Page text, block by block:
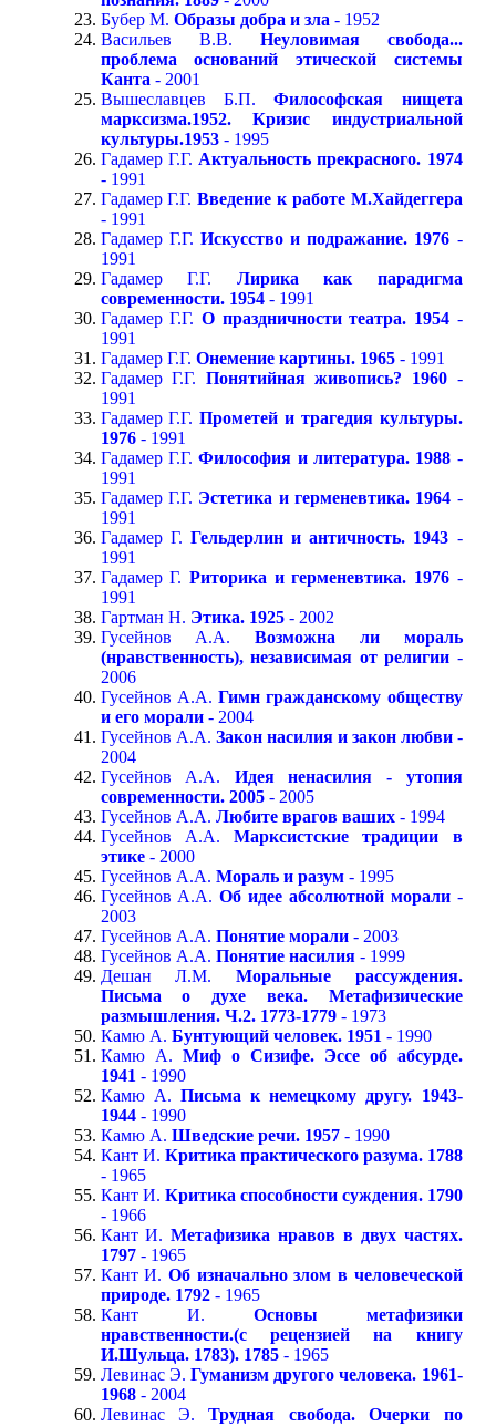
Бубер М. Образы добра и зла - 1952
Васильев В.В. Неуловимая свобода...
проблема оснований этической системы
Канта - 2001
Вышеславцев Б.П.Философская нищета
марксизма.1952. Кризис индустриальной
культуры.1953- 1995
Гадамер Г.Г. Актуальность прекрасного. 1974
- 1991
Гадамер Г.Г.Введение к работе М.Хайдеггера
- 1991
Гадамер Г.Г. Искусство и подражание. 1976 -
1991
Гадамер Г.Г. Лирика как парадигма
современности. 1954- 1991
Гадамер Г.Г. О праздничности театра. 1954-
1991
Гадамер Г.Г. Онемение картины. 1965- 1991
Гадамер Г.Г. Понятийная живопись? 1960-
1991
Гадамер Г.Г.Прометей и трагедия культуры.
1976- 1991
Гадамер Г.Г.Философия и литература. 1988 -
1991
Гадамер Г.Г. Эстетика и герменевтика. 1964 -
1991
Гадамер Г. Гельдерлин и античность. 1943 -
1991
Гадамер Г. Риторика и герменевтика. 1976-
1991
Гартман Н. Этика. 1925- 2002
Гусейнов А.А. Возможна ли мораль
(нравственность), независимая от религии -
2006
Гусейнов А.А. Гимн гражданскому обществу
и его морали - 2004
Гусейнов А.А. Закон насилия и закон любви-
2004
Гусейнов А.А. Идея ненасилия - утопия
современности. 2005- 2005
Гусейнов А.А. Любите врагов ваших- 1994
Гусейнов А.А. Марксистские традиции в
этике- 2000
Гусейнов А.А. Мораль и разум- 1995
Гусейнов А.А.Об идее абсолютной морали-
2003
Гусейнов А.А. Понятие морали- 2003
Гусейнов А.А. Понятие насилия- 1999
Дешан Л.М. Моральные рассуждения.
Письма о духе века. Метафизические
размышления. Ч.2. 1773-1779- 1973
Камю А. Бунтующий человек. 1951 - 1990
Камю А. Миф о Сизифе. Эссе об абсурде.
1941 - 1990
Камю А. Письма к немецкому другу. 1943-
1944- 1990
Камю А. Шведские речи. 1957- 1990
Кант И. Критика практического разума. 1788
- 1965
Кант И. Критика способности суждения. 1790
- 1966
Кант И.Метафизика нравов в двух частях.
1797- 1965
Кант И. Об изначально злом в человеческой
природе. 1792- 1965
Кант И. Основы метафизики
нравственности.(с рецензией на книгу
И.Шульца. 1783). 1785- 1965
Левинас Э. Гуманизм другого человека. 1961-
1968- 2004
Левинас Э.Трудная свобода. Очерки по